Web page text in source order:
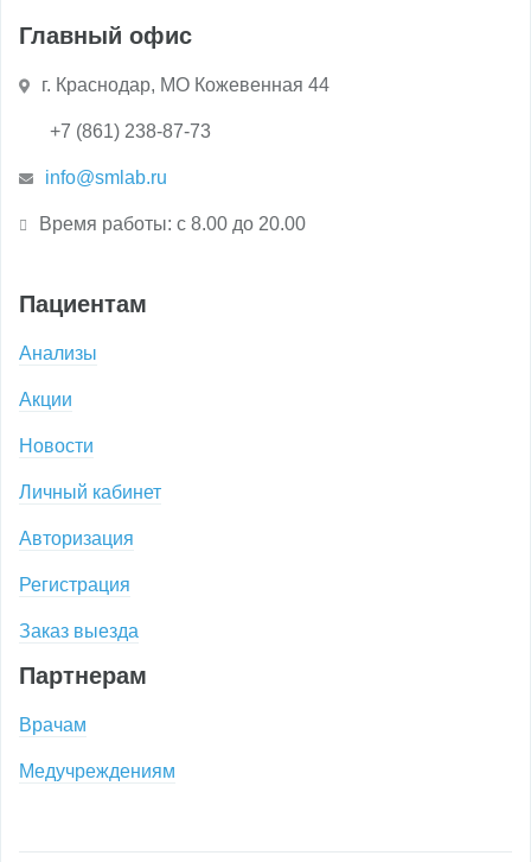
Пациентам
Анализы
Акции
Новости
Личный кабинет
Авторизация
Регистрация
Заказ выезда
Партнерам
Врачам
Медучреждениям
Главный офис
г. Краснодар, МО Кожевенная 44
+7 (861) 238-87-73
info@smlab.ru
Время работы: с 8.00 до 20.00